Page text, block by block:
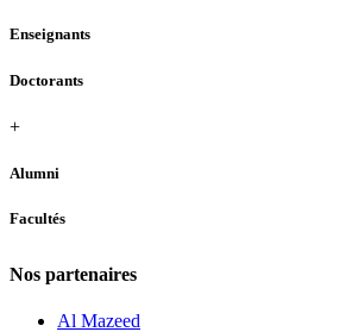
Enseignants
Doctorants
+
Alumni
Facultés
Nos partenaires
Al Mazeed